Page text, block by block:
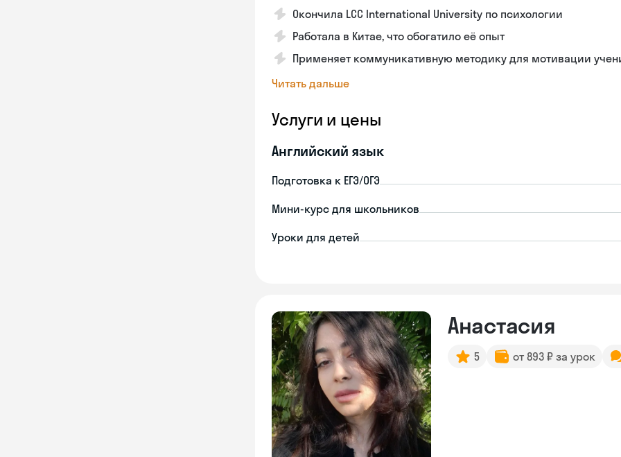
Окончила LCC International University по психологии
Работала в Китае, что обогатило её опыт
Применяет коммуникативную методику для мотивации
Читать дальше
Услуги и цены
Английский язык
Подготовка к ЕГЭ/ОГЭ
Мини-курс для школьников
Уроки для детей
Анастасия
5 от 893 ₽ за урок